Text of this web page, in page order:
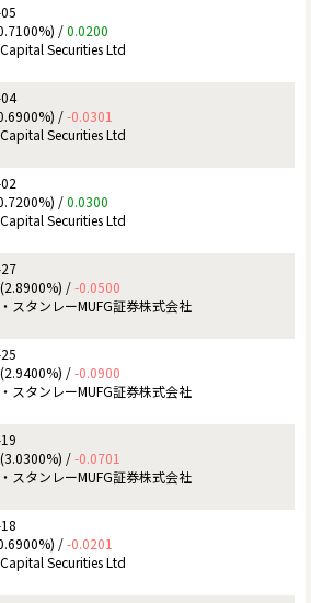
/0.0200
Securities Ltd
/-0.0301
Securities Ltd
/0.0300
Securities Ltd
/-0.0500
スタンレーMUFG証券株式会社
/-0.0900
スタンレーMUFG証券株式会社
/-0.0701
スタンレーMUFG証券株式会社
/-0.0201
Securities Ltd